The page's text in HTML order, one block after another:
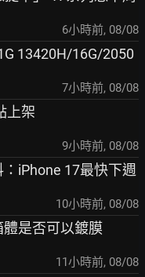
6小時前, 08/08
13420H/16G/2050
7小時前, 08/08
上架
9小時前, 08/08
iPhone 17最快下週
10小時前, 08/08
體是否可以鍍膜
11小時前, 08/08